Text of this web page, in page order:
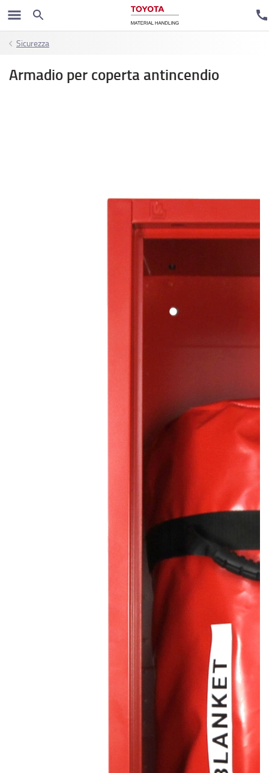
Sicurezza
Armadio per coperta antincendio